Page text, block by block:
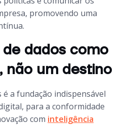
promovendo uma
dados como
não um destino
é a fundação indispensável
para a conformidade
com inteligência